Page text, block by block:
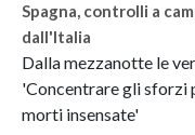
Spagna, controlli a
dall'Italia
Dalla mezzanotte le
'Concentrare gli sforzi
morti insensate'